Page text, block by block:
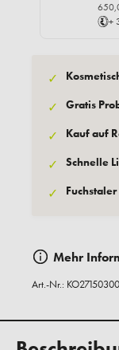
+
✓
✓ Gratis
✓ Kauf auf
✓ Schnelle
✓
Mehr
Art.-Nr.: KO27150300